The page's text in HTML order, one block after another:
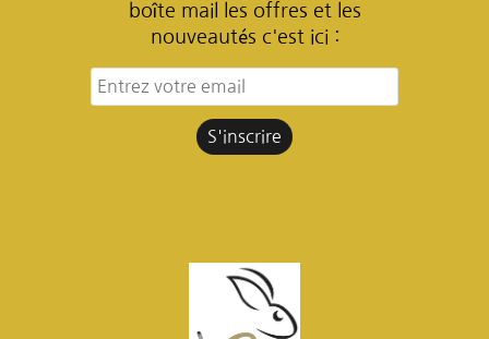
boîte mail les offres et les
nouveautés c'est ici :